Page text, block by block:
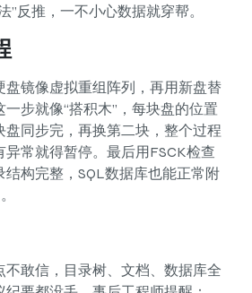
”反推，一不小心数据就穿帮。
盘镜像虚拟重组阵列，再用新盘替
步就像“搭积木”，每块盘的位置
盘同步完，再换第二块，整个过程
常就得暂停。最后用FSCK检查
构完整，SQL数据库也能正常附
不敢信，目录树、文档、数据库全